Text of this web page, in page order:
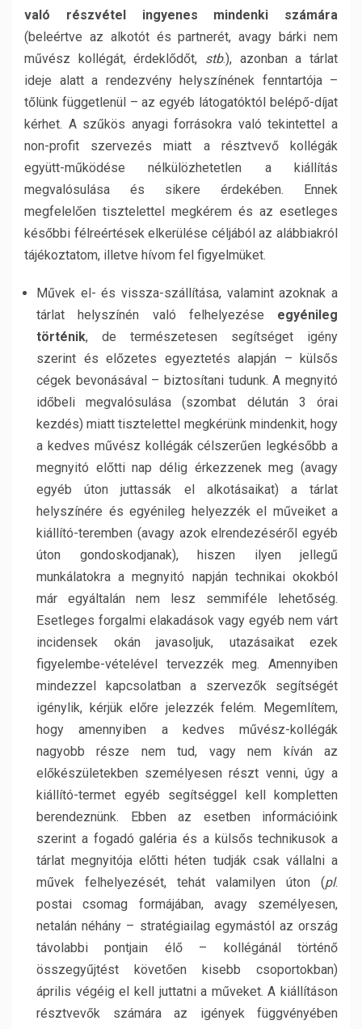
való részvétel ingyenes mindenki számára
(beleértve az alkotót és partnerét, avagy bárki nem
művész kollégát, érdeklődőt, stb.), azonban a tárlat
ideje alatt a rendezvény helyszínének fenntartója –
tőlünk függetlenül – az egyéb látogatóktól belépő-díjat
kérhet. A szűkös anyagi forrásokra való tekintettel a
non-profit szervezés miatt a résztvevő kollégák
együtt-működése nélkülözhetetlen a kiállítás
megvalósulása és sikere érdekében. Ennek
megfelelően tisztelettel megkérem és az esetleges
későbbi félreértések elkerülése céljából az alábbiakról
tájékoztatom, illetve hívom fel figyelmüket.
Művek el- és vissza-szállítása, valamint azoknak a
tárlat helyszínén való felhelyezése egyénileg
történik, de természetesen segítséget igény
szerint és előzetes egyeztetés alapján – külsős
cégek bevonásával – biztosítani tudunk. A megnyitó
időbeli megvalósulása (szombat délután 3 órai
kezdés) miatt tisztelettel megkérünk mindenkit, hogy
a kedves művész kollégák célszerűen legkésőbb a
megnyitó előtti nap délig érkezzenek meg (avagy
egyéb úton juttassák el alkotásaikat) a tárlat
helyszínére és egyénileg helyezzék el műveiket a
kiállító-teremben (avagy azok elrendezéséről egyéb
úton gondoskodjanak), hiszen ilyen jellegű
munkálatokra a megnyitó napján technikai okokból
már egyáltalán nem lesz semmiféle lehetőség.
Esetleges forgalmi elakadások vagy egyéb nem várt
incidensek okán javasoljuk, utazásaikat ezek
figyelembe-vételével tervezzék meg. Amennyiben
mindezzel kapcsolatban a szervezők segítségét
igénylik, kérjük előre jelezzék felém. Megemlítem,
hogy amennyiben a kedves művész-kollégák
nagyobb része nem tud, vagy nem kíván az
előkészületekben személyesen részt venni, úgy a
kiállító-termet egyéb segítséggel kell kompletten
berendeznünk. Ebben az esetben információink
szerint a fogadó galéria és a külsős technikusok a
tárlat megnyitója előtti héten tudják csak vállalni a
művek felhelyezését, tehát valamilyen úton (pl.
postai csomag formájában, avagy személyesen,
netalán néhány – stratégiailag egymástól az ország
távolabbi pontjain élő – kollégánál történő
összegyűjtést követően kisebb csoportokban)
április végéig el kell juttatni a műveket. A kiállításon
résztvevők számára az igények függvényében